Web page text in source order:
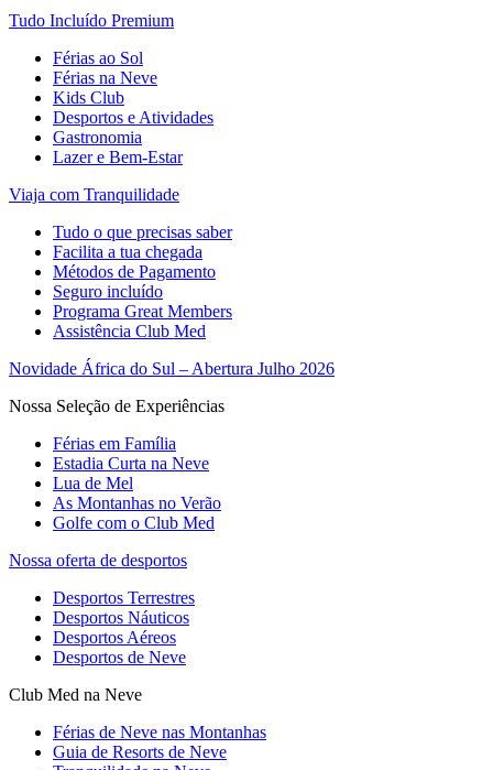
Tudo Incluído Premium
Férias ao Sol
Férias na Neve
Kids Club
Desportos e Atividades
Gastronomia
Lazer e Bem-Estar
Viaja com Tranquilidade
Tudo o que precisas saber
Facilita a tua chegada
Métodos de Pagamento
Seguro incluído
Programa Great Members
Assistência Club Med
Novidade África do Sul – Abertura Julho 2026
Nossa Seleção de Experiências
Férias em Família
Estadia Curta na Neve
Lua de Mel
As Montanhas no Verão
Golfe com o Club Med
Nossa oferta de desportos
Desportos Terrestres
Desportos Náuticos
Desportos Aéreos
Desportos de Neve
Club Med na Neve
Férias de Neve nas Montanhas
Guia de Resorts de Neve